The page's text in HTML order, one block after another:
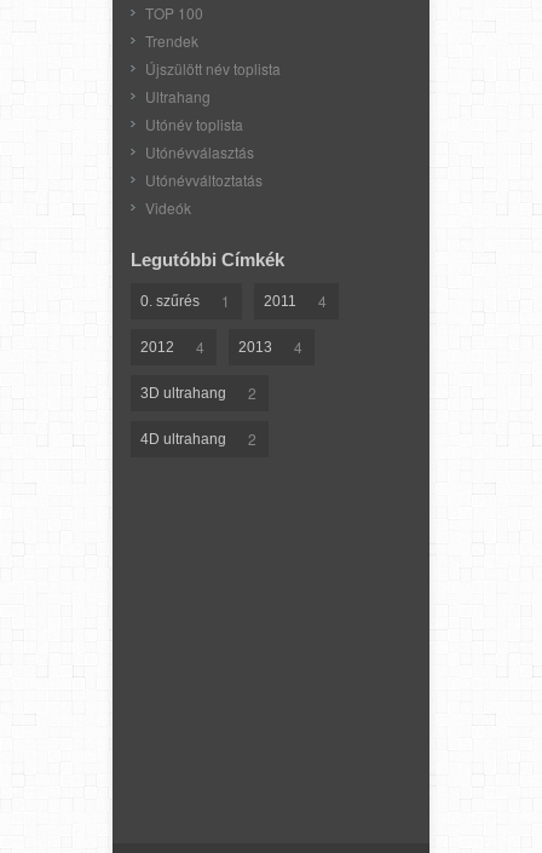
TOP 100
Trendek
Újszülött név toplista
Ultrahang
Utónév toplista
Utónévválasztás
Utónévváltoztatás
Videók
Legutóbbi Címkék
0. szűrés 1 2011 4
2012 4 2013 4
3D ultrahang 2
4D ultrahang 2